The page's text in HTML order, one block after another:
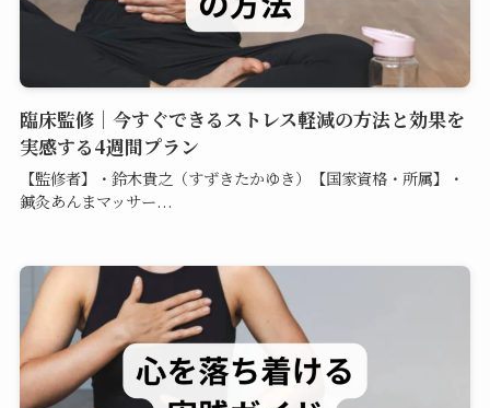
臨床監修｜今すぐできるストレス軽減の方法と効果を
実感する4週間プラン
【監修者】・鈴木貴之（すずきたかゆき）【国家資格・所属】・
鍼灸あんまマッサー...